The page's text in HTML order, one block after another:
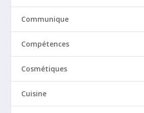
Communique
Compétences
Cosmétiques
Cuisine